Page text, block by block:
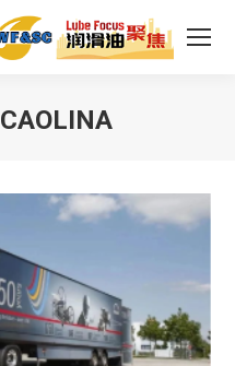
CAOLINA